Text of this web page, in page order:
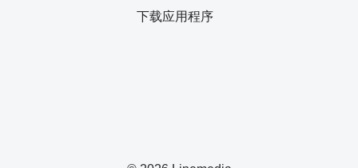
下载应用程序